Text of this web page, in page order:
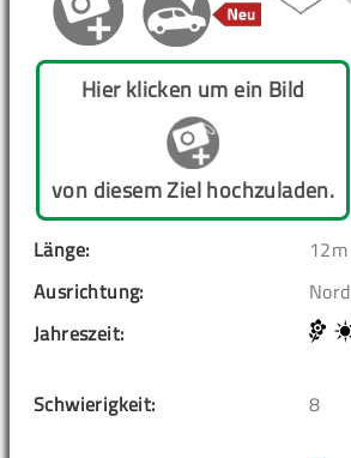
Hier klicken um ein Bild
von diesem Ziel hochzuladen.
Länge:
12m
Ausrichtung:
Nord
Jahreszeit:
Schwierigkeit: 8